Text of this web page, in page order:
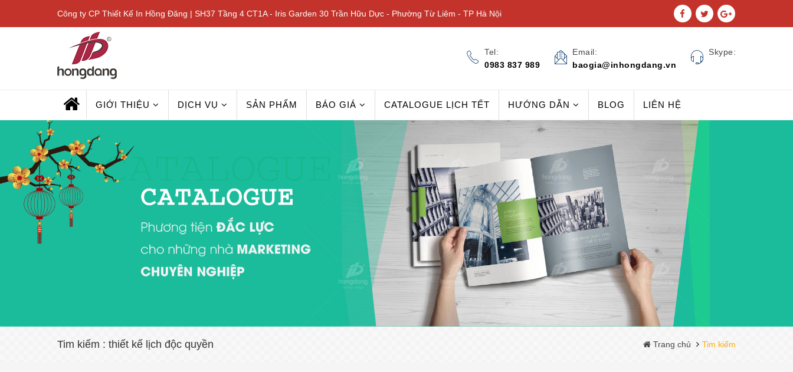
Công ty CP Thiết Kế In Hồng Đăng | SH37 Tầng 4 CT1A - Iris Garden 30 Trần Hữu Dực - Phường Từ Liêm - TP Hà Nội
Tel:
0983 837 989
Email:
baogia@inhongdang.vn
Skype:
GIỚI THIỆU DỊCH VỤ SẢN PHẨM BÁO GIÁ CATALOGUE LỊCH TẾT HƯỚNG DẪN BLOG LIÊN HỆ
Tim kiếm : thiết kế lịch độc quyền Trang chủ Tim kiếm